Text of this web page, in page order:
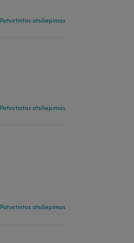
Patvirtintas atsiliepimas
Patvirtintas atsiliepimas
Patvirtintas atsiliepimas